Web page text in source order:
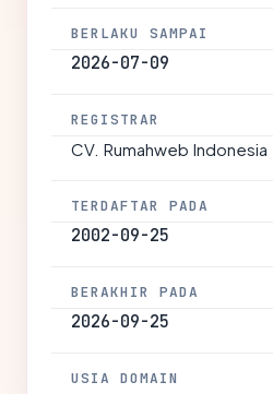
BERLAKU SAMPAI
2026-07-09
REGISTRAR
CV. Rumahweb Indonesia
TERDAFTAR PADA
2002-09-25
BERAKHIR PADA
2026-09-25
USIA DOMAIN